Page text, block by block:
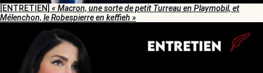
[ENTRETIEN] « Macron, une sorte de petit Turreau en Playmobil, et
Mélenchon, le Robespierre en keffieh »